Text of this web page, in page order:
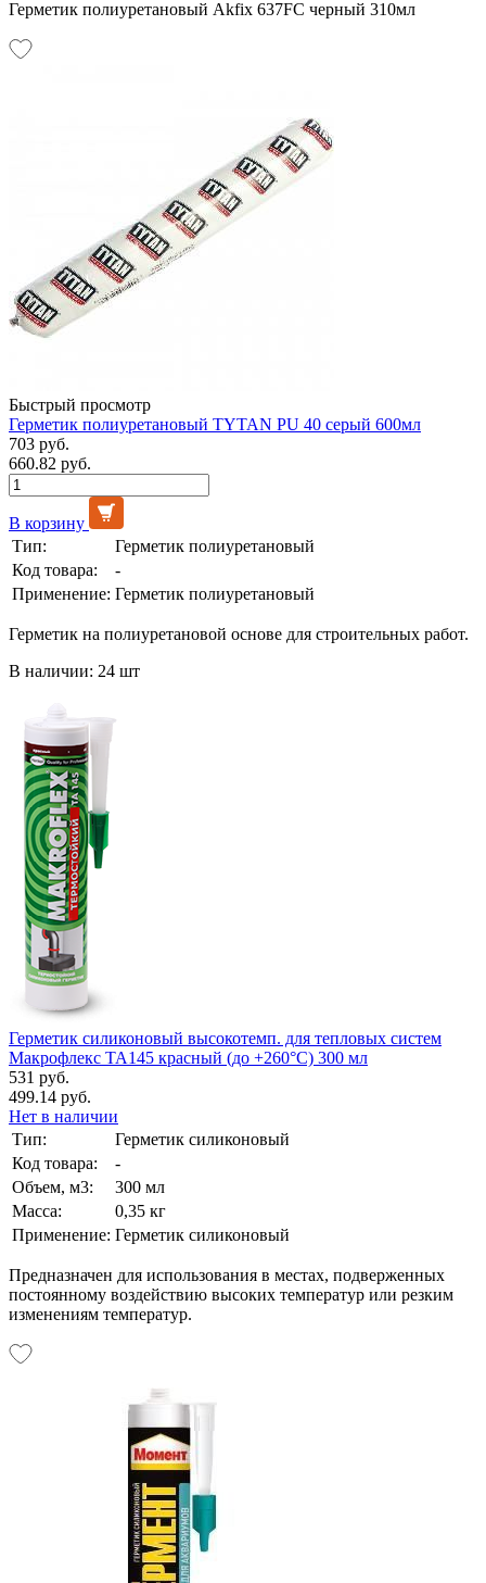
Герметик полиуретановый Akfix 637FC черный 310мл
Быстрый просмотр
Герметик полиуретановый TYTAN PU 40 серый 600мл
703 руб.
660.82 руб.
В корзину
Тип:
Герметик полиуретановый
Код товара:
-
Применение: Герметик полиуретановый
Герметик на полиуретановой основе для строительных работ.
В наличии: 24 шт
Герметик силиконовый высокотемп. для тепловых систем
Макрофлекс TA145 красный (до +260°С) 300 мл
531 руб.
499.14 руб.
Нет в наличии
Тип:
Герметик силиконовый
Код товара:
-
Объем, м3:
300 мл
Масса:
0,35 кг
Применение: Герметик силиконовый
Предназначен для использования в местах, подверженных
постоянному воздействию высоких температур или резким
изменениям температур.